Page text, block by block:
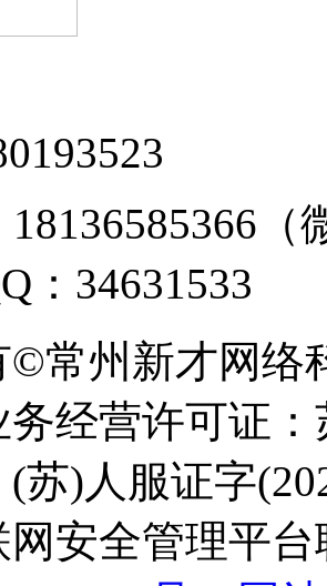
（
：34631533
©常州新才网络
务经营许可证
苏)人服证字
网安全管理平